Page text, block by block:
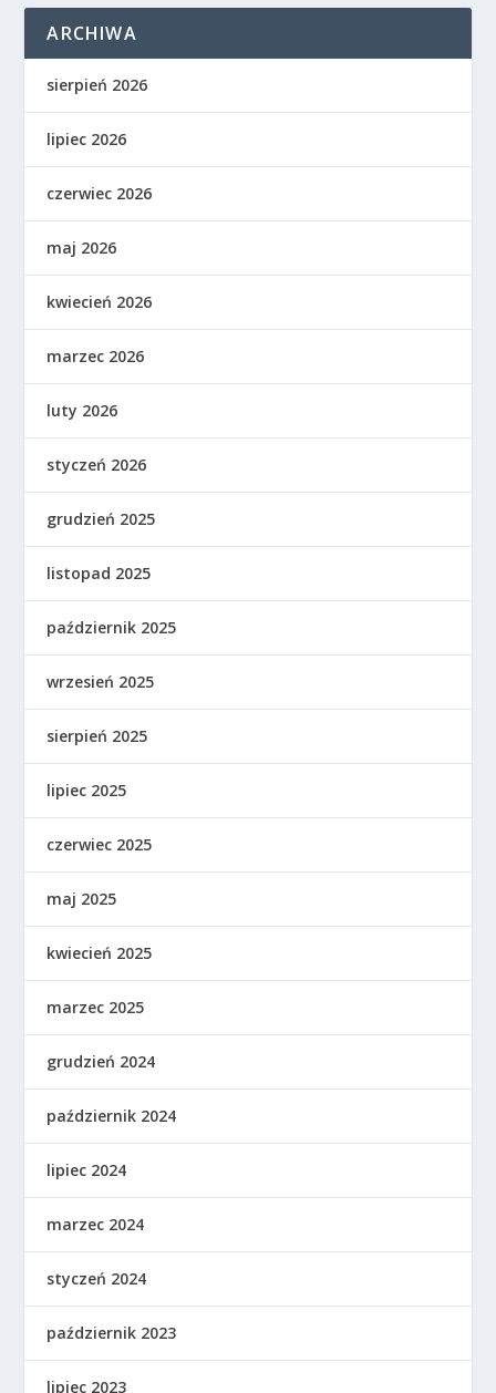
ARCHIWA
sierpień 2026
lipiec 2026
czerwiec 2026
maj 2026
kwiecień 2026
marzec 2026
luty 2026
styczeń 2026
grudzień 2025
listopad 2025
październik 2025
wrzesień 2025
sierpień 2025
lipiec 2025
czerwiec 2025
maj 2025
kwiecień 2025
marzec 2025
grudzień 2024
październik 2024
lipiec 2024
marzec 2024
styczeń 2024
październik 2023
lipiec 2023